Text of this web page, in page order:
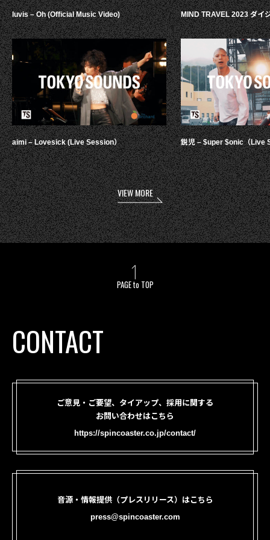
luvis – Oh (Official Music Video)
aimi – Lovesick (Live Session）
MIND TRAVEL 2023 ダイ
鋭児 – $uper $onic（Live
VIEW MORE
PAGE to TOP
CONTACT
ご意見・ご要望、タイアップ、採用に関する
お問い合わせはこちら
https://spincoaster.co.jp/contact/
音源・情報提供（プレスリリース）はこちら
press@spincoaster.com